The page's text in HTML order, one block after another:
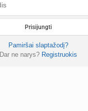
Prisijungti
Pamiršai slaptažodį?
Dar ne narys? Registruokis